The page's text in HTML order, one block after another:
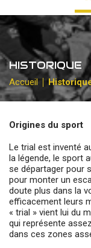
RÉSULTATS
PHOTOS /
HISTORIQUE
Accueil
Origines du sport
Le trial est inventé
la légende, le sport
se départager pour
pour monter un
doute plus dans la
efficacement leurs
« trial » vient lui du
qui représente
dans ces zones